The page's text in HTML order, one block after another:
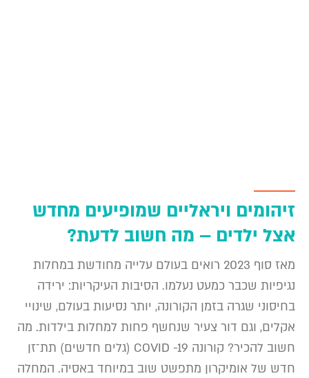
זיהומים ויראליים שמופיעים מחדש
אצל ילדים – מה חשוב לדעת?
מאז סוף 2023 רואים בעולם עלייה מחודשת במחלות
נגיפיות שכבר כמעט נעלמו. הסיבות העיקריות: ירידה
בחיסוני שגרה בזמן הקורונה, יותר נסיעות בעולם, שינויי
אקלים, וגם דור צעיר שנחשף פחות למחלות בילדות. מה
חשוב להכיר? קורונה COVID -19 (גלים חדשים) תת־זן
חדש של אומיקרון מתפשט שוב במיוחד באסיה. המחלה